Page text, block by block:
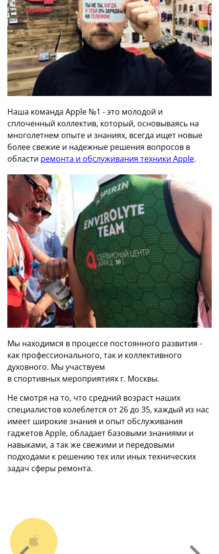
Наша команда Apple №1 - это молодой и
сплоченный коллектив, который, основываясь на
многолетнем опыте и знаниях, всегда ищет новые
более свежие и надежные решения вопросов в
области ремонта и обслуживания техники Apple.
Мы находимся в процессе постоянного развития -
как профессионального, так и коллективного
духовного. Мы участвуем
в спортивных мероприятиях г. Москвы.
Не смотря на то, что средний возраст наших
специалистов колеблется от 26 до 35, каждый из нас
имеет широкие знания и опыт обслуживания
гаджетов Apple, обладает базовыми знаниями и
навыками, а так же свежими и передовыми
подходами к решению тех или иных технических
задач сферы ремонта.